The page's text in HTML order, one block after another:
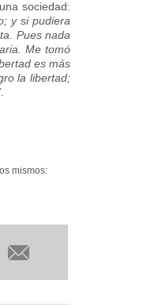
sociedad:
y si pudiera
Pues nada
Me tomó
es más
la libertad;
mismos: